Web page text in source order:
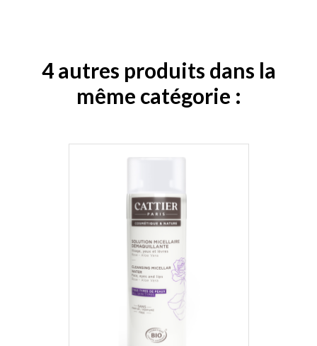
4 autres produits dans la
même catégorie :